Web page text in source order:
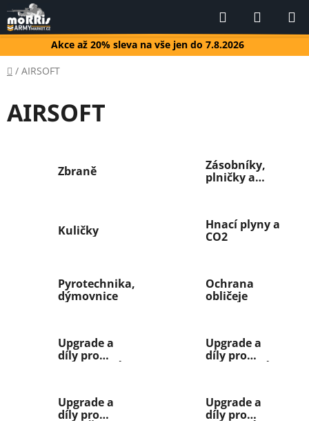
Přejít
na
obsah
Akce až 20% sleva na vše jen do 7.8.2026
Hledat
KOŠÍK
Domů
/ AIRSOFT
AIRSOFT
Zbraně
Zásobníky,
plničky a
Kuličky
Hnací plyny a
CO2
Pyrotechnika,
dýmovnice
Ochrana
obličeje
Upgrade a
díly pro
Upgrade a
díly pro
Upgrade a
díly pro
Upgrade a
díly pro